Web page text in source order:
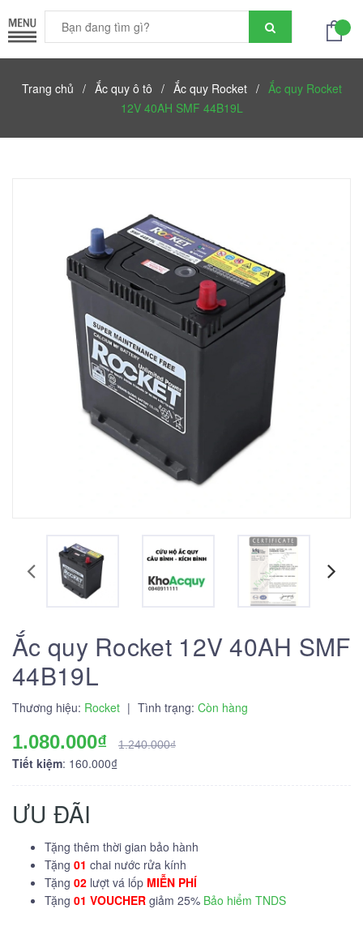
Trang chủ / Ắc quy ô tô / Ắc quy Rocket / Ắc quy Rocket
12V 40AH SMF 44B19L
Ắc quy Rocket 12V 40AH SMF
44B19L
Thương hiệu: Rocket | Tình trạng: Còn hàng
1.080.000₫ 1.240.000₫
Tiết kiệm: 160.000₫
ƯU ĐÃI
Tặng thêm thời gian bảo hành
Tặng 01 chai nước rửa kính
Tặng 02 lượt vá lốp MIỄN PHÍ
Tặng 01 VOUCHER giảm 25% Bảo hiểm TNDS